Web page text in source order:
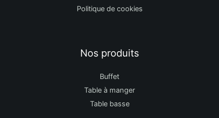
Politique de cookies
Nos produits
Buffet
Table à manger
Table basse